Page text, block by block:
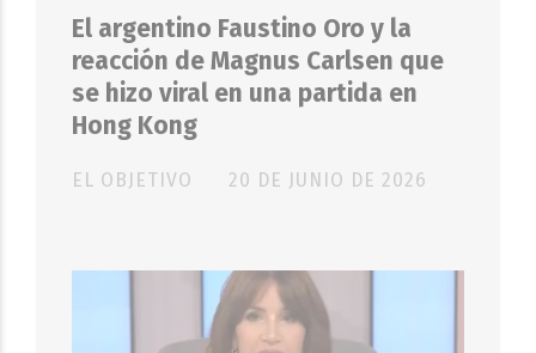
El argentino Faustino Oro y la
reacción de Magnus Carlsen que
se hizo viral en una partida en
Hong Kong
EL OBJETIVO 20 DE JUNIO DE 2026